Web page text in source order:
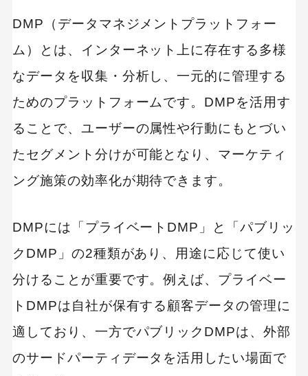
高精度なターゲティングが可能になる
マーケティング施策の効果が最大化
顧客理解の深化によるパーソナライゼーション
複数チャネルでのデータ活用が可能
データドリブンな意思決定が可能に
マーケティングコストの削減
導入の目的と目標を明確にする
現状の蓄積データを整理する
必要なDMPの種類と機能を選定する
DMPベンダーを比較・選定する
データ連携・設定を行う
試験運用を行い効果を確認する
DMP（データマネジメントプラットフォー
ム）とは、インターネット上に存在する多様
なデータを収集・分析し、一元的に管理する
ためのプラットフォームです。DMPを活用す
ることで、ユーザーの属性や行動にもとづい
たセグメント分けが可能となり、マーケティ
ング施策の効率化が期待できます。
DMPには「プライベートDMP」と「パブリッ
クDMP」の2種類があり、用途に応じて使い
分けることが重要です。例えば、プライベー
トDMPは自社が保有する顧客データの管理に
適しており、一方でパブリックDMPは、外部
のサードパーティデータを活用したい場面で